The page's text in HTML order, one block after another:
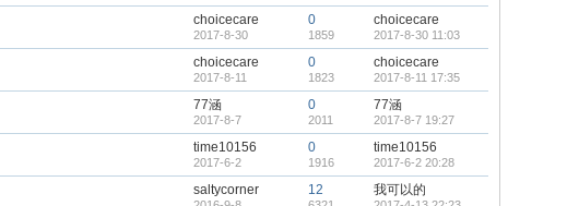
choicecare
2017-8-30
0
1859
choicecare
2017-8-30 11:03
choicecare
2017-8-11
0
1823
choicecare
2017-8-11 17:35
77涵
2017-8-7
0
2011
77涵
2017-8-7 19:27
time10156
2017-6-2
0
1916
time10156
2017-6-2 20:28
saltycorner 12 我可以的